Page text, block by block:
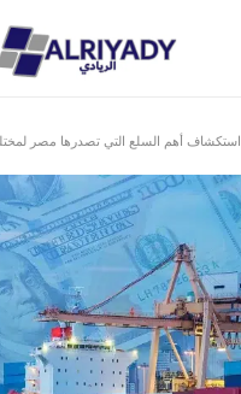
استكشاف أهم السلع التي تصدرها مصر